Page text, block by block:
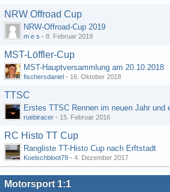
NRW Offroad Cup
NRW-Offroad-Cup 2019
m e s - 8. Februar 2019
MST-Löffler-Cup
MST-Hauptversammlung am 20.10.2018
fischersdaniel - 16. Oktober 2018
TTSC
ruebiracer - 15. Februar 2016
RC Histo TT Cup
Rangliste TT-Histo Cup nach Erftstadt
Koelschbloot79 - 4. Dezember 2017
Motorsport 1:1